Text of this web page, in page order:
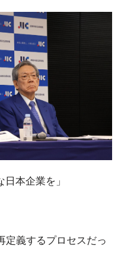
本企業を」
定義するプロセスだっ